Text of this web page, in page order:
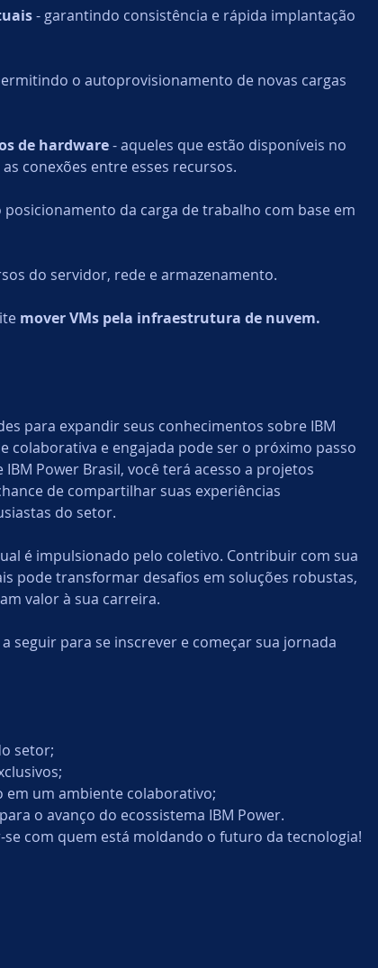
- garantindo consistência e rápida implantação
o autoprovisionamento de novas cargas
de hardware - aqueles que estão disponíveis no
conexões entre esses recursos.
posicionamento da carga de trabalho com base em
do servidor, rede e armazenamento.
mover VMs pela infraestrutura de nuvem.
para expandir seus conhecimentos sobre IBM
colaborativa e engajada pode ser o próximo passo
Power Brasil, você terá acesso a projetos
de compartilhar suas experiências
do setor.
é impulsionado pelo coletivo. Contribuir com sua
pode transformar desafios em soluções robustas,
valor à sua carreira.
seguir para se inscrever e começar sua jornada
setor;
em um ambiente colaborativo;
o avanço do ecossistema IBM Power.
se com quem está moldando o futuro da tecnologia!